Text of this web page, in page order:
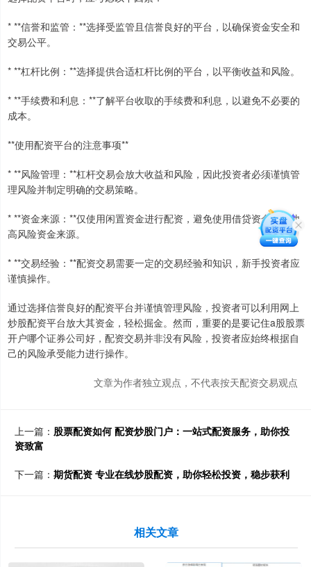
* **信誉和监管：**选择受监管且信誉良好的平台，以确保资金安全和
交易公平。
* **杠杆比例：**选择提供合适杠杆比例的平台，以平衡收益和风险。
* **手续费和利息：**了解平台收取的手续费和利息，以避免不必要的
成本。
**使用配资平台的注意事项**
* **风险管理：**杠杆交易会放大收益和风险，因此投资者必须谨慎管
理风险并制定明确的交易策略。
* **资金来源：**仅使用闲置资金进行配资，避免使用借贷资金或其他
高风险资金来源。
* **交易经验：**配资交易需要一定的交易经验和知识，新手投资者应
谨慎操作。
通过选择信誉良好的配资平台并谨慎管理风险，投资者可以利用网上
炒股配资平台放大其资金，轻松掘金。然而，重要的是要记住a股股票
开户哪个证券公司好，配资交易并非没有风险，投资者应始终根据自
己的风险承受能力进行操作。
文章为作者独立观点，不代表按天配资交易观点
上一篇： 股票配资如何 配资炒股门户：一站式配资服务，助你投
资致富
下一篇： 期货配资 专业在线炒股配资，助你轻松投资，稳步获利
相关文章